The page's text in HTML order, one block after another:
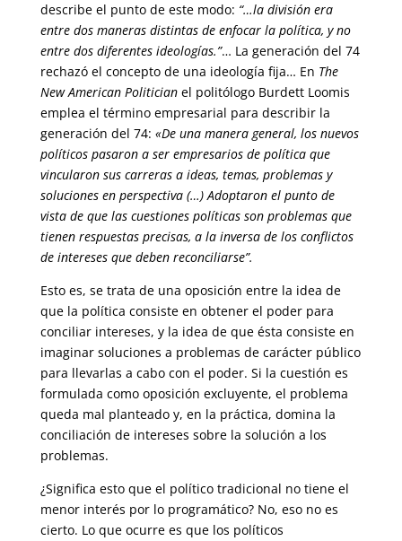
describe el punto de este modo: “…la división era
entre dos maneras distintas de enfocar la política, y no
entre dos diferentes ideologías.”… La generación del 74
rechazó el concepto de una ideología fija… En The
New American Politicianel politólogo Burdett Loomis
emplea el término empresarial para describir la
generación del 74: «De una manera general, los nuevos
políticos pasaron a ser empresarios de política que
vincularon sus carreras a ideas, temas, problemas y
soluciones en perspectiva (…) Adoptaron el punto de
vista de que las cuestiones políticas son problemas que
tienen respuestas precisas, a la inversa de los conflictos
de intereses que deben reconciliarse”.
Esto es, se trata de una oposición entre la idea de
que la política consiste en obtener el poder para
conciliar intereses, y la idea de que ésta consiste en
imaginar soluciones a problemas de carácter público
para llevarlas a cabo con el poder. Si la cuestión es
formulada como oposición excluyente, el problema
queda mal planteado y, en la práctica, domina la
conciliación de intereses sobre la solución a los
problemas.
¿Significa esto que el político tradicional no tiene el
menor interés por lo programático? No, eso no es
cierto. Lo que ocurre es que los políticos